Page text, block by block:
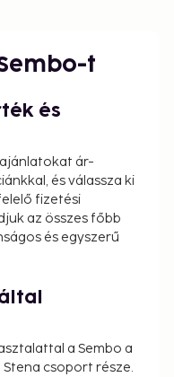
EUR 5.39 per
kilowatt-hour, per
to us by the
cannot
regulations.
confirmation.
t
és
ár-
és válassza ki
fizetési
az összes főbb
és egyszerű
a Sembo a
csoport része.